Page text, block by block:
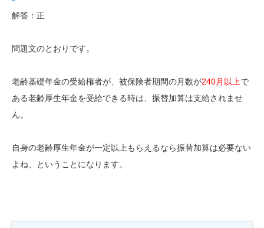
解答：正
問題文のとおりです。
老齢基礎年金の受給権者が、被保険者期間の月数が240月以上で
ある老齢厚生年金を受給できる時は、振替加算は支給されませ
ん。
自身の老齢厚生年金が一定以上もらえるなら振替加算は必要ない
よね、ということになります。